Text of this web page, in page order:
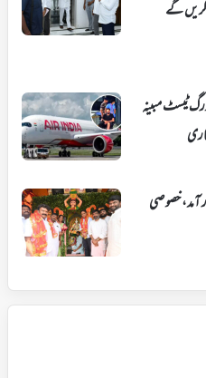
گے
ٹیسٹ مبینہ
آمد، خصوصی